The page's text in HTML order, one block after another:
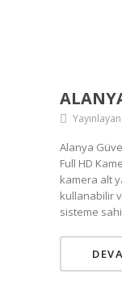
Alanya
Full HD
kamera alt
kullanabilir
sisteme